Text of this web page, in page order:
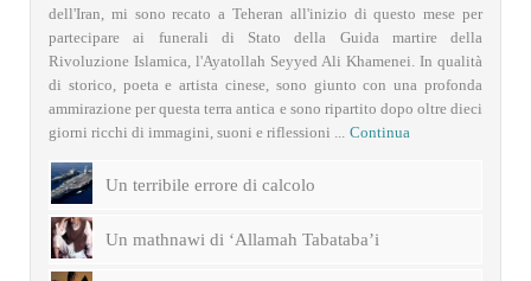
dell'Iran, mi sono recato a Teheran all'inizio di questo mese per
partecipare ai funerali di Stato della Guida martire della
Rivoluzione Islamica, l'Ayatollah Seyyed Ali Khamenei. In qualità
di storico, poeta e artista cinese, sono giunto con una profonda
ammirazione per questa terra antica e sono ripartito dopo oltre dieci
giorni ricchi di immagini, suoni e riflessioni ...
Continua
Un terribile errore di calcolo
Un mathnawi di ‘Allamah Tabataba’i